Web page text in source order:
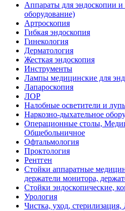
Аппараты для эндоскопии
оборудование)
Артроскопия
Гибкая эндоскопия
Гинекология
Дерматология
Жесткая эндоскопия
Инструменты
Лампы медицинские для
Лапароскопия
ЛОР
Налобные осветители и
Наркозно-дыхательное
Операционные столы,
Общебольничное
Офтальмология
Проктология
Рентген
Стойки аппаратные
держатели монитора,
Стойки эндоскопические,
Урология
Чистка, уход,